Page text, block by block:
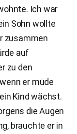
Ich war
Sohn wollte
zusammen
auf
zu den
er müde
Kind wächst.
die Augen
brauchte er in